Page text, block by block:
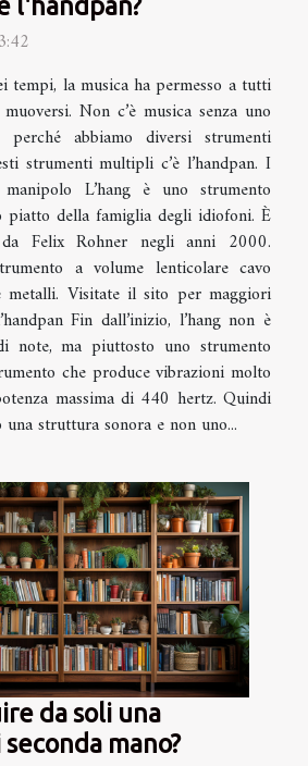
tempi, la musica ha permesso a tutti
Non c’è musica senza uno
perché abbiamo diversi strumenti
strumenti multipli c’è l’handpan. I
L’hang è uno strumento
piatto della famiglia degli idiofoni. È
Felix Rohner negli anni 2000.
a volume lenticolare cavo
metalli. Visitate il sito per maggiori
Fin dall’inizio, l’hang non è
note, ma piuttosto uno strumento
che produce vibrazioni molto
massima di 440 hertz. Quindi
struttura sonora e non uno...
da soli una
mano?